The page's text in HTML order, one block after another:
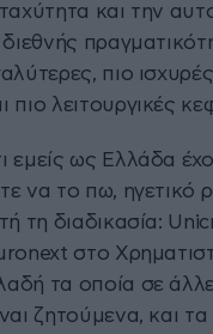
και την
διεθνής
πιο
πιο λειτουργικές
εμείς ως Ελλάδα
να το πω, ηγετικό
τη διαδικασία:
στο
τα οποία σε
ζητούμενα, και